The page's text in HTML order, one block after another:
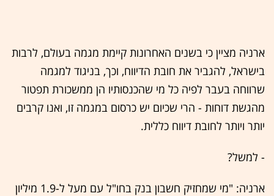
ארניה מציין כי בשנים האחרונות קיימת מגמה בעולם, לרבות
בישראל, להגביר את חובת הדיווח, וכך, בניגוד למגמה
שרווחה בעבר לפיה כל מי שהכנסותיו הן ממשכורת תפטור
מהגשת דוחות - הרי שכיום יש כרסום במגמה זו, ואנו קרבים
יותר ויותר לחובת דיווח כללית.
- למשל?
ארניה: "מי שמחזיק חשבון בנק בחו"ל עם מעל ל-1.9 מיליון